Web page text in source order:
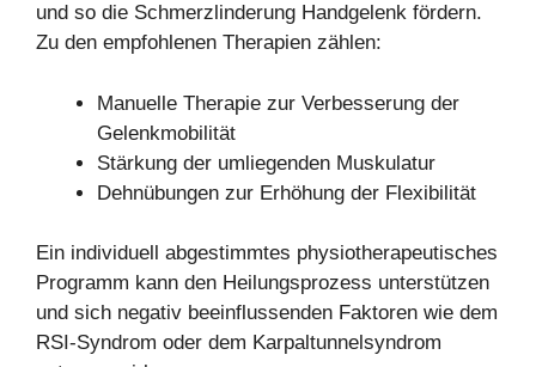
und so die Schmerzlinderung Handgelenk fördern.
Zu den empfohlenen Therapien zählen:
Manuelle Therapie zur Verbesserung der
Gelenkmobilität
Stärkung der umliegenden Muskulatur
Dehnübungen zur Erhöhung der Flexibilität
Ein individuell abgestimmtes physiotherapeutisches
Programm kann den Heilungsprozess unterstützen
und sich negativ beeinflussenden Faktoren wie dem
RSI-Syndrom oder dem Karpaltunnelsyndrom